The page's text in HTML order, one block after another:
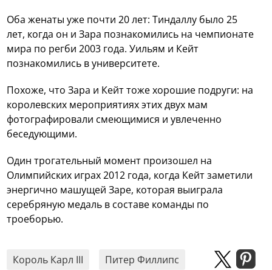
Оба женаты уже почти 20 лет: Тиндаллу было 25
лет, когда он и Зара познакомились на чемпионате
мира по регби 2003 года. Уильям и Кейт
познакомились в университете.
Похоже, что Зара и Кейт тоже хорошие подруги: на
королевских мероприятиях этих двух мам
фотографировали смеющимися и увлеченно
беседующими.
Один трогательный момент произошел на
Олимпийских играх 2012 года, когда Кейт заметили
энергично машущей Заре, которая выиграла
серебряную медаль в составе команды по
троеборью.
Король Карл III
Питер Филлипс